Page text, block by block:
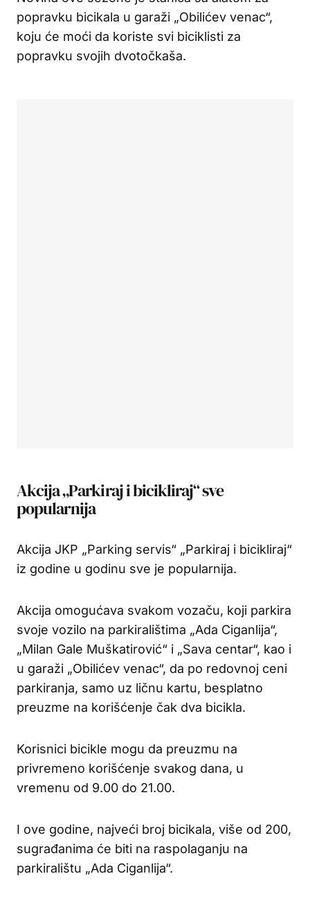
popravku bicikala u garaži „Obilićev venac“,
koju će moći da koriste svi biciklisti za
popravku svojih dvotočkaša.
Akcija „Parkiraj i bicikliraj“ sve
popularnija
Akcija JKP „Parking servis“ „Parkiraj i bicikliraj“
iz godine u godinu sve je popularnija.
Akcija omogućava svakom vozaču, koji parkira
svoje vozilo na parkiralištima „Ada Ciganlija“,
„Milan Gale Muškatirović“ i „Sava centar“, kao i
u garaži „Obilićev venac“, da po redovnoj ceni
parkiranja, samo uz ličnu kartu, besplatno
preuzme na korišćenje čak dva bicikla.
Korisnici bicikle mogu da preuzmu na
privremeno korišćenje svakog dana, u
vremenu od 9.00 do 21.00.
I ove godine, najveći broj bicikala, više od 200,
sugrađanima će biti na raspolaganju na
parkiralištu „Ada Ciganlija“.